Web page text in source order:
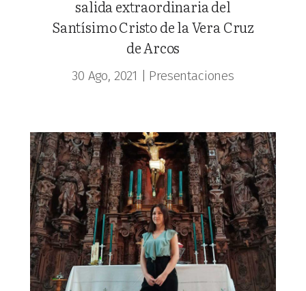
salida extraordinaria del
Santísimo Cristo de la Vera Cruz
de Arcos
30 Ago, 2021 Presentaciones